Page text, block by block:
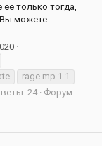
только тогда,
Вы можете
rage mp 1.1
24
Форум: